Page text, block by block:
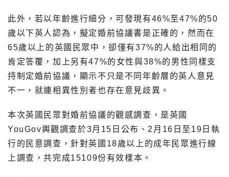
此外，若以年齡進行細分，可發現有46%至47%的50
歲以下英人認為，擬定婚前協議書是正確的，然而在
65歲以上的英國民眾中，卻僅有37%的人給出相同的
肯定答覆，加上另有47%的女性與38%的男性同樣支
持制定婚前協議，顯示不只是不同年齡層的英人意見
不一，就連相異性別者也存在意見歧異。
本次英國民眾對婚前協議的觀感調查，是英國
YouGov輿觀調查於3月15日公布、2月16日至19日執
行的民意調查，針對英國18歲以上的成年民眾進行線
上調查，共完成15109份有效樣本。